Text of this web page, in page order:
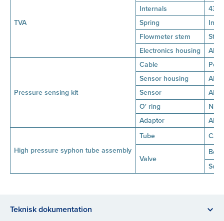
TVA
Internals
431
Spring
Flowmeter stem
Electronics housing
Pressure sensing kit
Cable
Sensor housing
AISI
Sensor
AISI
O' ring
Adaptor
AISI
High pressure syphon tube assembly
Tube
Valve
Seat
Teknisk dokumentation